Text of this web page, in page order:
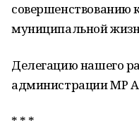
совершенствованию
муниципальной
Делегацию нашего
администрации МР
* * *